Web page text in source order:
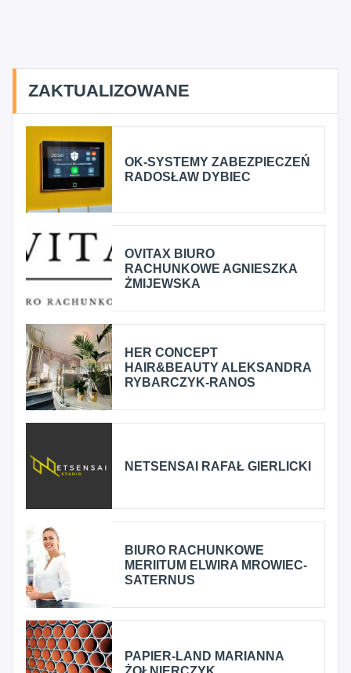
ZAKTUALIZOWANE
OK-SYSTEMY ZABEZPIECZEŃ
RADOSŁAW DYBIEC
OVITAX BIURO
RACHUNKOWE AGNIESZKA
ŻMIJEWSKA
HER CONCEPT
HAIR&BEAUTY ALEKSANDRA
RYBARCZYK-RANOS
NETSENSAI RAFAŁ GIERLICKI
BIURO RACHUNKOWE
MERIITUM ELWIRA MROWIEC-
SATERNUS
PAPIER-LAND MARIANNA